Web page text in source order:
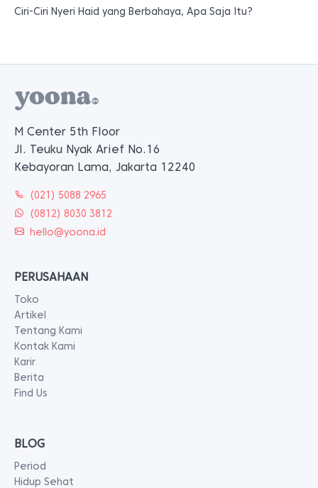
Ciri-Ciri Nyeri Haid yang Berbahaya, Apa Saja Itu?
M Center 5th Floor
Jl. Teuku Nyak Arief No.16
Kebayoran Lama, Jakarta 12240
(021) 5088 2965
(0812) 8030 3812
hello@yoona.id
PERUSAHAAN
Toko
Artikel
Tentang Kami
Kontak Kami
Karir
Berita
Find Us
BLOG
Period
Hidup Sehat